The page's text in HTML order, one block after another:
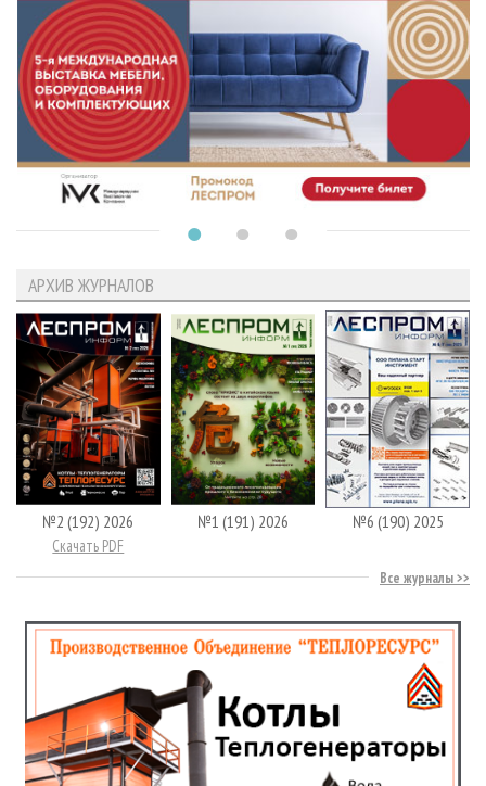
АРХИВ ЖУРНАЛОВ
№2 (192) 2026
Скачать PDF
№1 (191) 2026 №6 (190) 2025
Все журналы